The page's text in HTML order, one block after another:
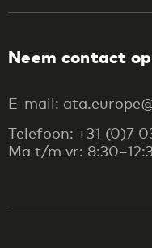
Neem contact
E-mail:
Telefoon: +31 (0)7
Ma t/m vr: